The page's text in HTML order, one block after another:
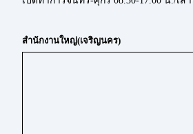
สำนักงานใหญ่(เจริญนคร)